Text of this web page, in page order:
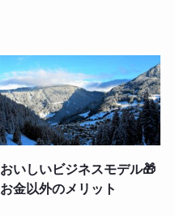
おいしいビジネスモデル🎁
お金以外のメリット